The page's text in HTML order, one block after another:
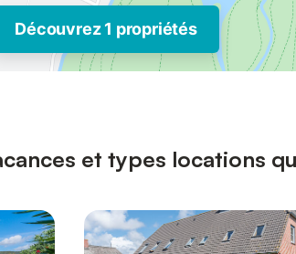
Découvrez 1 propriétés
et types locations